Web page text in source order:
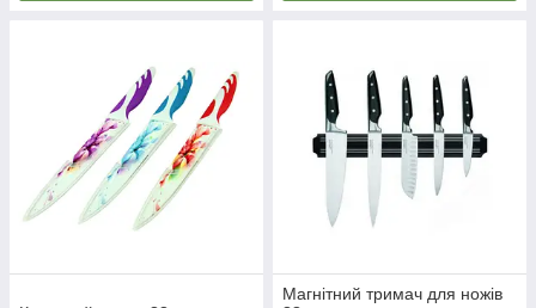
Магнітний тримач для ножів